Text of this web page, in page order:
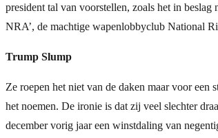
president tal van voorstellen, zoals het in
NRA’, de machtige wapenlobbyclub National
Trump Slump
Ze roepen het niet van de daken maar voor
het noemen. De ironie is dat zij veel slechter
december vorig jaar een winstdaling van